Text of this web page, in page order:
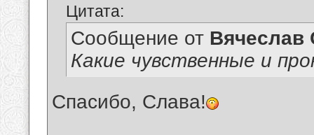
Цитата:
Сообщение от Вячеслав
Какие чувственные и
Спасибо, Слава!